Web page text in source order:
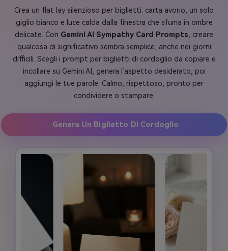
Crea un flat lay silenzioso per biglietti: carta avorio, un solo
giglio bianco e luce calda dalla finestra che sfuma in ombre
delicate. Con Gemini AI Sympathy Card Prompts, creare
qualcosa di significativo sembra semplice, anche nei giorni
difficili. Scegli i prompt per biglietti di cordoglio da copiare e
incollare su Gemini AI, genera l’aspetto desiderato, poi
aggiungi le tue parole. Calmo, rispettoso, pronto per
condividere o stampare.
Genera Un Biglietto Di Cordoglio